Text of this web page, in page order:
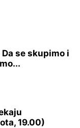
se skupimo i
19.00)